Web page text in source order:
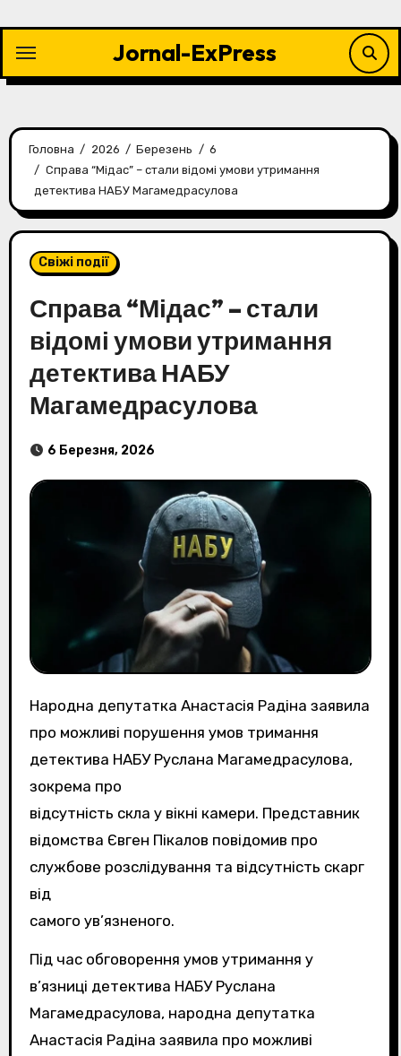
контенту
Jornal-ExPress
Головна 2026 Березень
6
Справа “Мідас” – стали відомі умови утримання
детектива НАБУ Магамедрасулова
Свіжі події
Справа “Мідас” – стали
відомі умови утримання
детектива НАБУ
Магамедрасулова
6 Березня, 2026
Народна депутатка Анастасія Радіна заявила
про можливі порушення умов тримання
детектива НАБУ Руслана Магамедрасулова,
зокрема про
відсутність скла у вікні камери. Представник
відомства Євген Пікалов повідомив про
службове розслідування та відсутність скарг
від
самого ув’язненого.
Під час обговорення умов утримання у
в’язниці детектива НАБУ Руслана
Магамедрасулова, народна депутатка
Анастасія Радіна заявила про можливі